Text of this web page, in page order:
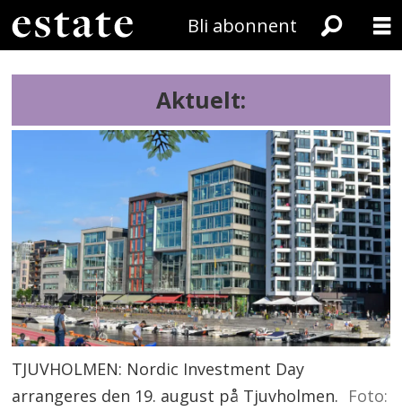
Bli abonnent
Aktuelt:
TJUVHOLMEN: Nordic Investment Day
arrangeres den 19. august på Tjuvholmen. Foto: